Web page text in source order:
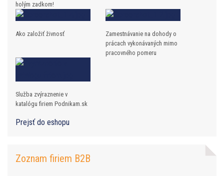
holým zadkom!
Ako založiť živnosť
Zamestnávanie na dohody o
prácach vykonávaných mimo
pracovného pomeru
Služba zvýraznenie v
katalógu firiem Podnikam.sk
Prejsť do eshopu
Zoznam firiem B2B